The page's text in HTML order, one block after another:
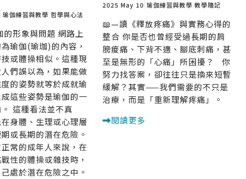
瑜伽練習與教學 哲學與心法
的形象與問題 網路上
瑜伽(瑜珈)的內容，
或體操相似。這種現
們誤以為，如果能做
的姿勢就等於成就瑜
這些姿勢是瑜伽的一
這種看法並不真
身體、生理或心理層
或長期的潛在危險。
常的成年人來說，在
性的體操或雜技時，
處於潛在危險之中。
2025 May 10 瑜伽練習與教學 教學隨記
📖—讀《釋放疼痛》與實務心得的
整合 你是否也曾經受過長期的肩
膀痠痛、下背不適、腳底刺痛，甚
至是無形的「心痛」所困擾？ 你
努力找答案，卻往往只是換來短暫
緩解？其實——我們需要的不只是
治療，而是「重新理解疼痛」。
閱讀更多